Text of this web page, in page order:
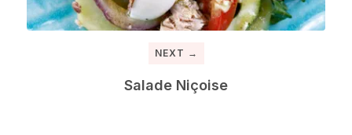
NEXT →
Salade Niçoise